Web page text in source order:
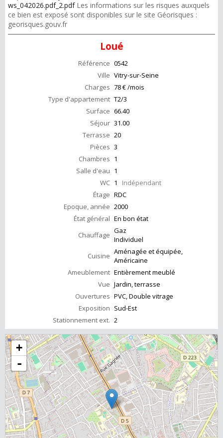
ws_042026.pdf_2.pdfLes informations sur les risques auxquels
ce bien est exposé sont disponibles sur le site Géorisques :
georisques.gouv.fr
Loué
Référence 0542
Ville Vitry-sur-Seine
Charges 78 € /mois
Type d'appartement T2/3
Surface 66.40
Séjour 31.00
Terrasse 20
Pièces 3
Chambres 1
Salle d'eau 1
WC 1 Indépendant
Étage RDC
Epoque, année 2000
État général En bon état
Chauffage Gaz
Individuel
Cuisine Aménagée et équipée,
Américaine
Ameublement Entièrement meublé
Vue Jardin, terrasse
Ouvertures PVC, Double vitrage
Exposition Sud-Est
Stationnement ext. 2
+
-